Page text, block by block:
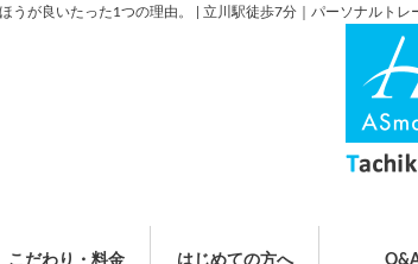
うが良いたった1つの理由。 | 立川駅徒歩7分｜パーソナルトレ
こだわり・料金 はじめての方へ